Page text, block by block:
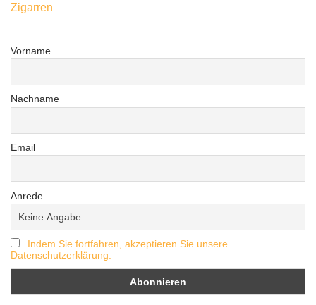
Zigarren
Vorname
Nachname
Email
Anrede
Indem Sie fortfahren, akzeptieren Sie unsere
Datenschutzerklärung.